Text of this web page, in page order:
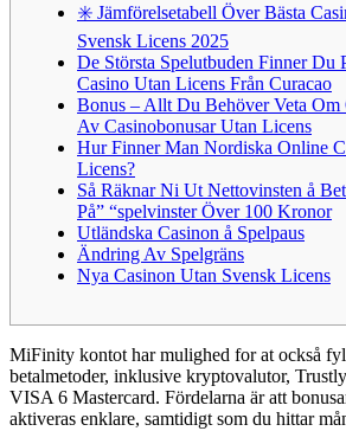
✳️ Jämförelsetabell Över Bästa
Svensk Licens 2025
De Största Spelutbuden Finner Du
Casino Utan Licens Från Curacao
Bonus – Allt Du Behöver Veta Om
Av Casinobonusar Utan Licens
Hur Finner Man Nordiska Online
Licens?
Så Räknar Ni Ut Nettovinsten å
På” “spelvinster Över 100 Kronor
Utländska Casinon å Spelpaus
Ändring Av Spelgräns
Nya Casinon Utan Svensk Licens
MiFinity kontot har mulighed for at också
betalmetoder, inklusive kryptovalutor,
VISA 6 Mastercard. Fördelarna är att
aktiveras enklare, samtidigt som du hittar